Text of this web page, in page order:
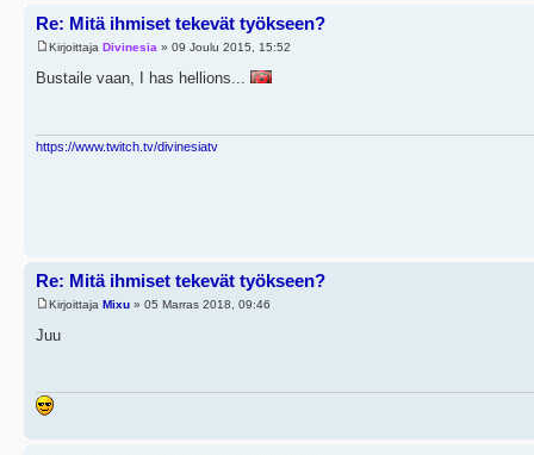
Re: Mitä ihmiset tekevät työkseen?
Kirjoittaja Divinesia » 09 Joulu 2015, 15:52
Bustaile vaan, I has hellions...
https://www.twitch.tv/divinesiatv
Re: Mitä ihmiset tekevät työkseen?
Kirjoittaja Mixu » 05 Marras 2018, 09:46
Juu